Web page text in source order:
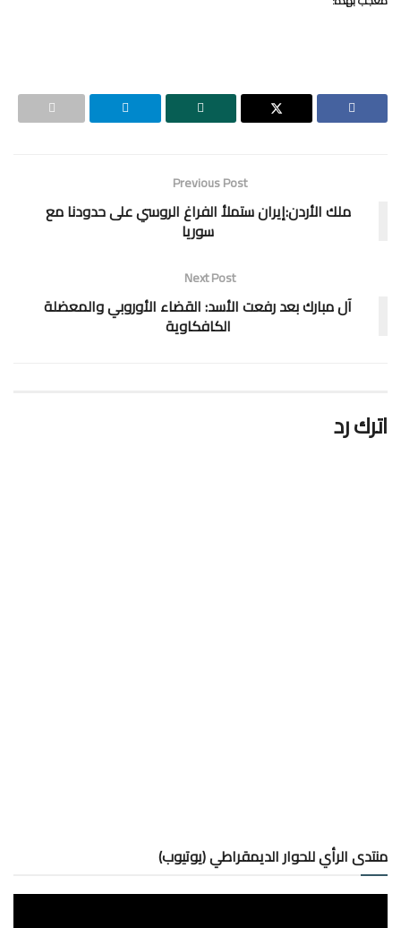
Previous Post
ملك الأردن:إيران ستملأ الفراغ الروسي على حدودنا مع
سوريا
Next Post
آل مبارك بعد رفعت الأسد: القضاء الأوروبي والمعضلة
الكافكاوية
اترك رد
منتدى الرأي للحوار الديمقراطي (يوتيوب)